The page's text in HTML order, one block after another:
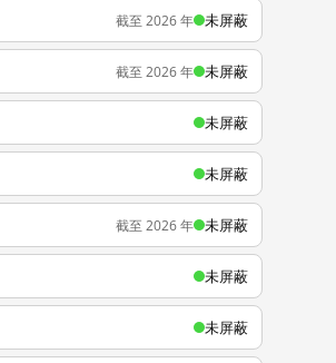
截至 2026 年 未屏蔽
截至 2026 年 未屏蔽
未屏蔽
未屏蔽
截至 2026 年 未屏蔽
未屏蔽
未屏蔽